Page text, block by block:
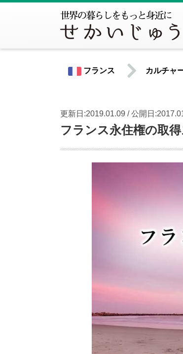
フランス
世界共通情
北米
アメリカ合衆国 カナ
コス
ニカラグア
ブラジル
ベネ
ペルー
ボリ
メキシコ
カルチャ
更新日:2019.01.09 / 公開日
フランス永住権の取